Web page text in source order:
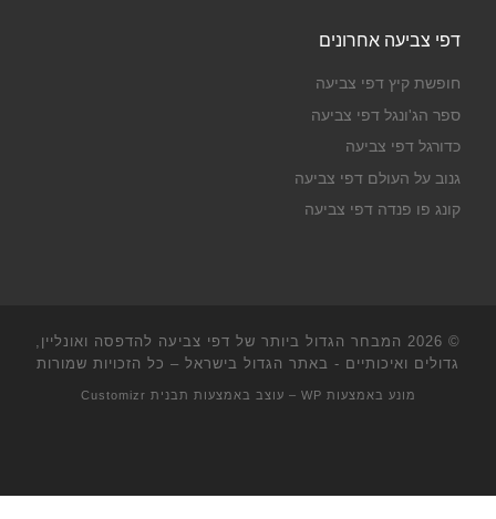
דפי צביעה אחרונים
חופשת קיץ דפי צביעה
ספר הג'ונגל דפי צביעה
כדורגל דפי צביעה
גנוב על העולם דפי צביעה
קונג פו פנדה דפי צביעה
© 2026
המבחר הגדול ביותר של דפי צביעה להדפסה ואונליין,
גדולים ואיכותיים - באתר הגדול בישראל – כל הזכויות שמורות
מונע באמצעות WP – עוצב באמצעות תבנית Customizr